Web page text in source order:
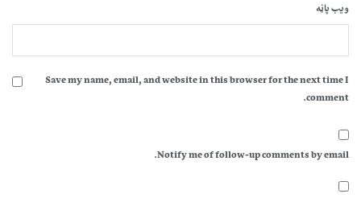
ویب پاڼه
Save my name, email, and website in this browser for the next time I
comment.
Notify me of follow-up comments by email.